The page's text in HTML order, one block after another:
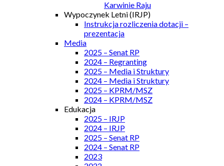
Karwinie Raju
Wypoczynek Letni (IRJP)
Instrukcja rozliczenia dotacji –
prezentacja
Media
2025 – Senat RP
2024 – Regranting
2025 – Media i Struktury
2024 – Media i Struktury
2025 – KPRM/MSZ
2024 – KPRM/MSZ
Edukacja
2025 – IRJP
2024 – IRJP
2025 – Senat RP
2024 – Senat RP
2023